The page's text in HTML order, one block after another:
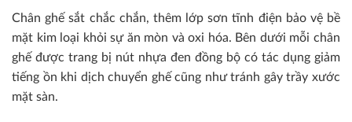
Chân ghế sắt chắc chắn, thêm lớp sơn tĩnh điện bảo vệ bề
mặt kim loại khỏi sự ăn mòn và oxi hóa. Bên dưới mỗi chân
ghế được trang bị nút nhựa đen đồng bộ có tác dụng giảm
tiếng ồn khi dịch chuyển ghế cũng như tránh gây trầy xước
mặt sàn.